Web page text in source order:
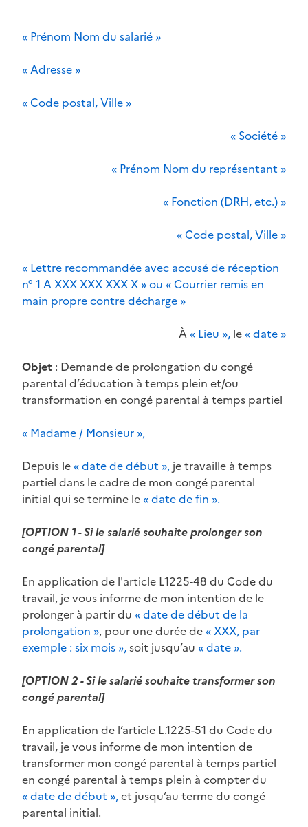
« Prénom Nom du salarié »
« Adresse »
« Code postal, Ville »
« Société »
« Prénom Nom du représentant »
« Fonction (DRH, etc.) »
« Code postal, Ville »
« Lettre recommandée avec accusé de réception
n° 1 A XXX XXX XXX X » ou « Courrier remis en
main propre contre décharge »
À « Lieu », le « date »
Objet : Demande de prolongation du congé
parental d’éducation à temps plein et/ou
transformation en congé parental à temps partiel
« Madame / Monsieur »,
Depuis le « date de début », je travaille à temps
partiel dans le cadre de mon congé parental
initial qui se termine le « date de fin ».
[OPTION 1 - Si le salarié souhaite prolonger son
congé parental]
En application de l'article L1225-48 du Code du
travail, je vous informe de mon intention de le
prolonger à partir du « date de début de la
prolongation », pour une durée de « XXX, par
exemple : six mois »,soit jusqu’au « date ».
[OPTION 2 - Si le salarié souhaite transformer son
congé parental]
En application de l’article L.1225-51 du Code du
travail, je vous informe de mon intention de
transformer mon congé parental à temps partiel
en congé parental à temps plein à compter du
« date de début »,et jusqu’au terme du congé
parental initial.